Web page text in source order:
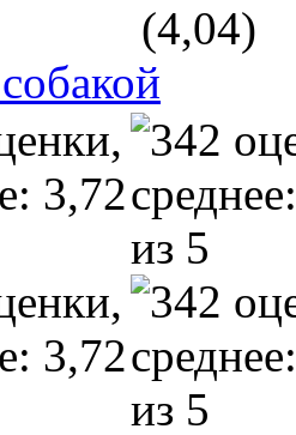
(4,04)